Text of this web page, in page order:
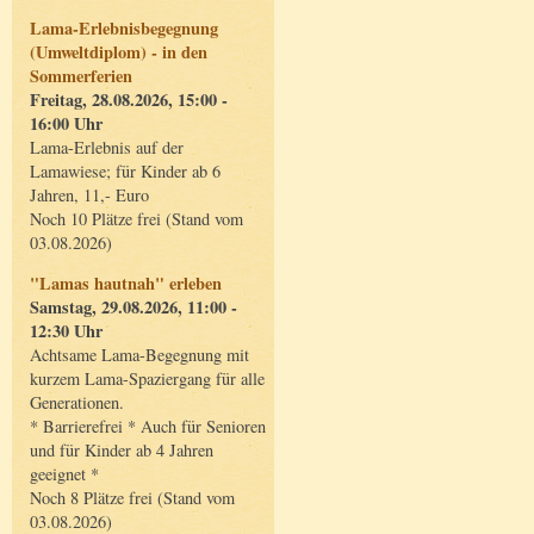
Lama-Erlebnisbegegnung
(Umweltdiplom) - in den
Sommerferien
Freitag, 28.08.2026, 15:00 -
16:00 Uhr
Lama-Erlebnis auf der
Lamawiese; für Kinder ab 6
Jahren, 11,- Euro
Noch 10 Plätze frei (Stand vom
03.08.2026)
"Lamas hautnah" erleben
Samstag, 29.08.2026, 11:00 -
12:30 Uhr
Achtsame Lama-Begegnung mit
kurzem Lama-Spaziergang für alle
Generationen.
* Barrierefrei * Auch für Senioren
und für Kinder ab 4 Jahren
geeignet *
Noch 8 Plätze frei (Stand vom
03.08.2026)